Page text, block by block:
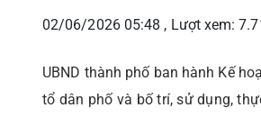
02/06/2026 05:48 , Lượt xem:
UBND thành phố ban hành Kế
tổ dân phố và bố trí, sử dụng,